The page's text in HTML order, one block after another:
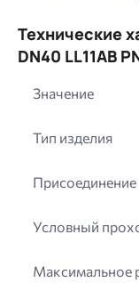
Технические
DN40 LL11AB
Значение
Тип изделия
Присоединение
Условный
Максимальное